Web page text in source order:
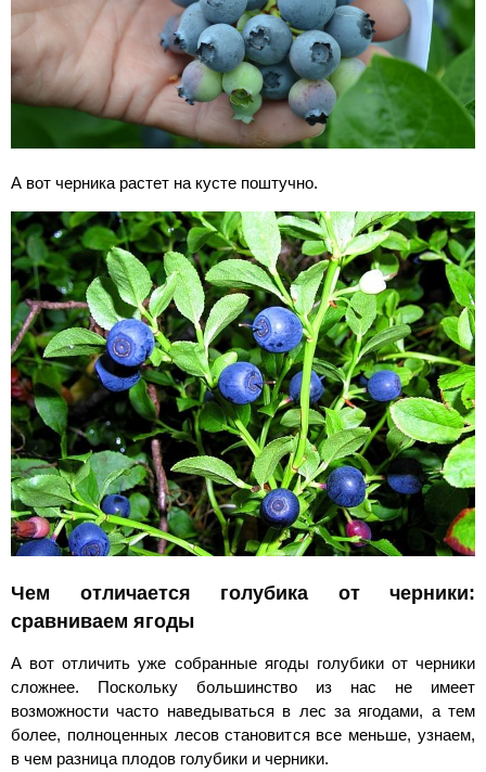
А вот черника растет на кусте поштучно.
Чем отличается голубика от черники:
сравниваем ягоды
А вот отличить уже собранные ягоды голубики от черники
сложнее. Поскольку большинство из нас не имеет
возможности часто наведываться в лес за ягодами, а тем
более, полноценных лесов становится все меньше, узнаем,
в чем разница плодов голубики и черники.